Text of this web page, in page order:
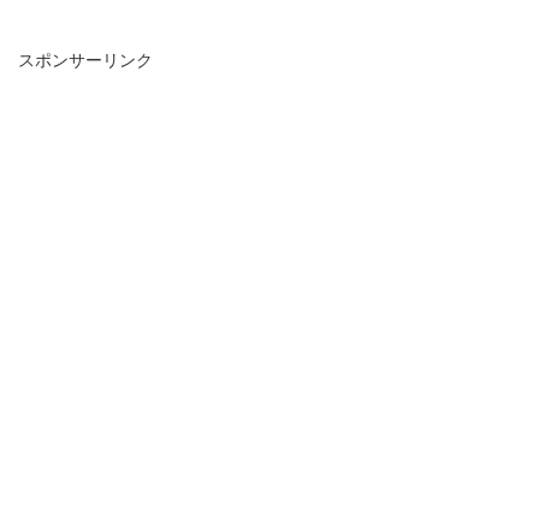
スポンサーリンク